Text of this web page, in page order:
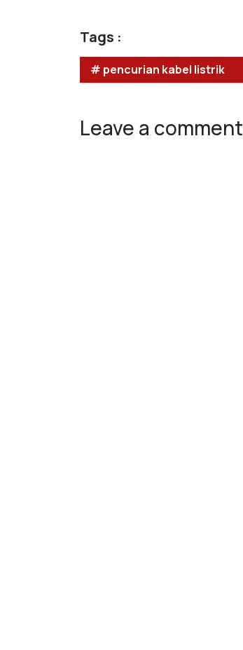
Tags :
# pencurian kabel listrik
Leave a comment